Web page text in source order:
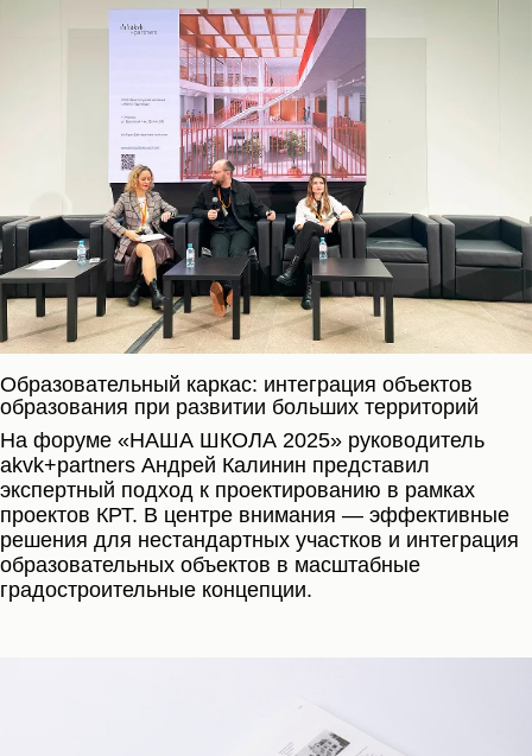
Образовательный каркас: интеграция объектов
образования при развитии больших территорий
На форуме «НАША ШКОЛА 2025» руководитель
akvk+partners Андрей Калинин представил
экспертный подход к проектированию в рамках
проектов КРТ. В центре внимания — эффективные
решения для нестандартных участков и интеграция
образовательных объектов в масштабные
градостроительные концепции.